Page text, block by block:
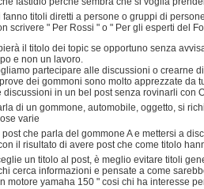
fanno titoli diretti a persone o gruppi di
scrivere " Per Rossi " o " Per gli esperti del
il titolo dei topic se opportuno senza
e non un lavoro.
partecipare alle discussioni o crearne
dei gommoni sono molto apprezzate da
discussioni in un bel post senza rovinarli con
di un gommone, automobile, oggetto, si
varie
post che parla del gommone A e mettersi a
il risultato di avere post che come titolo
un titolo al post, è meglio evitare titoli
cerca informazioni e pensate a come
motore yamaha 150 " cosi chi ha interesse